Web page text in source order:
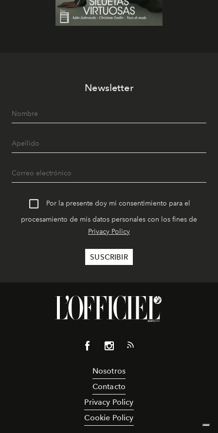
Newsletter
Por la presente doy mi consentimiento para el
procesamiento de mis datos personales con los fines de
Privacy Policy
Nosotros
Contacto
Privacy Policy
Cookie Policy